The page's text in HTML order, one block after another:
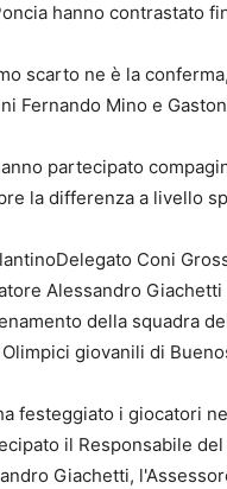
hanno contrastato
scarto ne è la
Fernando Mino e
partecipato
la differenza a livello
Coni
Alessandro
della squadra
giovanili di
festeggiato i giocatori
il Responsabile
Giachetti,